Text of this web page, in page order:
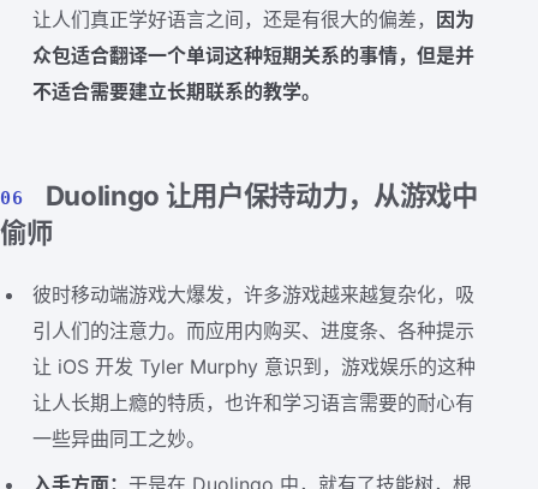
让人们真正学好语言之间，还是有很大的偏差， 因为
众包适合翻译一个单词这种短期关系的事情，但是并
不适合需要建立长期联系的教学。
06
Duolingo 让用户保持动力，从游戏中
偷师
彼时移动端游戏大爆发，许多游戏越来越复杂化，吸
引人们的注意力。而应用内购买、进度条、各种提示
让 iOS 开发 Tyler Murphy 意识到，游戏娱乐的这种
让人长期上瘾的特质，也许和学习语言需要的耐心有
一些异曲同工之妙。